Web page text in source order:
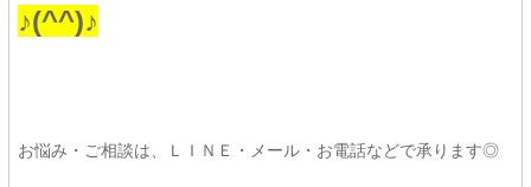
♪(^^)♪
お悩み・ご相談は、ＬＩＮＥ・メール・お電話などで承ります◎